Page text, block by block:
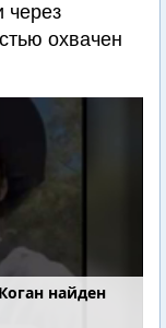
через
охвачен
найден